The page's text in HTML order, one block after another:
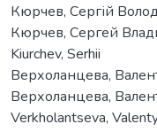
Кюрчев, Сергій
Кюрчев, Сергей
Kiurchev, Serhii
Верхоланцева,
Верхоланцева,
Verkholantseva,